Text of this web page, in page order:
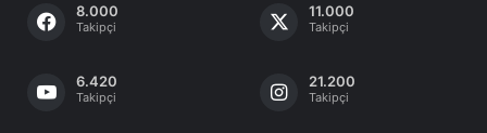
8.000
Takipçi
11.000
Takipçi
6.420
Takipçi
21.200
Takipçi